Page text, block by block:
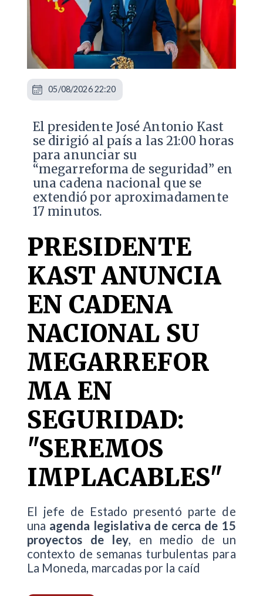
El presidente José Antonio Kast
se dirigió al país a las 21:00 horas
para anunciar su
“megarreforma de seguridad” en
una cadena nacional que se
extendió por aproximadamente
17 minutos.
PRESIDENTE
KAST ANUNCIA
EN CADENA
NACIONAL SU
MEGARREFOR
MA EN
SEGURIDAD:
"SEREMOS
IMPLACABLES"
El jefe de Estado presentó parte de
una agenda legislativa de cerca de 15
proyectos de ley, en medio de un
contexto de semanas turbulentas para
La Moneda, marcadas por la caíd
05/08/2026 22:20